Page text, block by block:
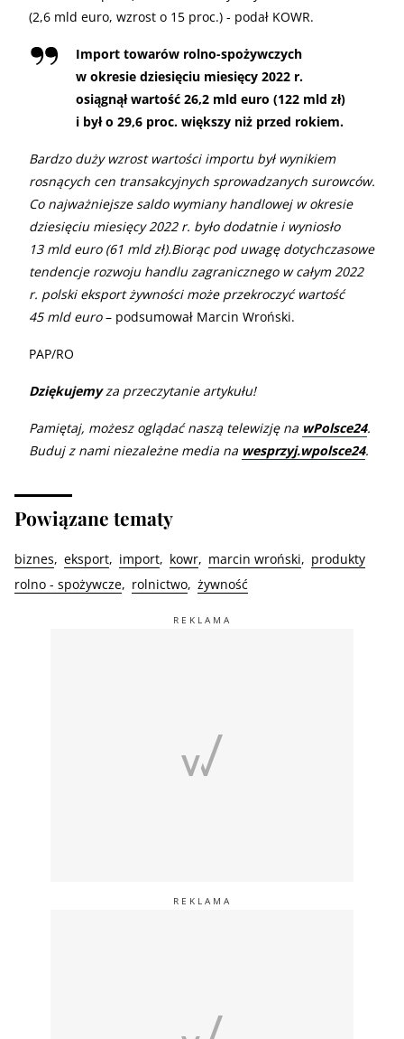
(2,6 mld euro, wzrost o 15 proc.) - podał KOWR.
Import towarów rolno-spożywczych
w okresie dziesięciu miesięcy 2022 r.
osiągnął wartość 26,2 mld euro (122 mld zł)
i był o 29,6 proc. większy niż przed rokiem.
Bardzo duży wzrost wartości importu był wynikiem
rosnących cen transakcyjnych sprowadzanych surowców.
Co najważniejsze saldo wymiany handlowej w okresie
dziesięciu miesięcy 2022 r. było dodatnie i wyniosło
13 mld euro (61 mld zł).Biorąc pod uwagę dotychczasowe
tendencje rozwoju handlu zagranicznego w całym 2022
r. polski eksport żywności może przekroczyć wartość
45 mld euro– podsumował Marcin Wroński.
PAP/RO
Dziękujemyza przeczytanie artykułu!
Pamiętaj, możesz oglądać naszą telewizję na wPolsce24.
Buduj z nami niezależne media na wesprzyj.wpolsce24.
Powiązane tematy
biznes eksport import kowr marcin wroński
produkty
rolno - spożywcze
rolnictwo żywność